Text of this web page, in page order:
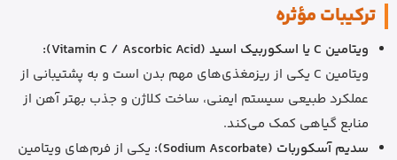
ترکیبات مؤثره
ویتامین C یا اسکوربیک اسید (Vitamin C / Ascorbic Acid):
ویتامین C یکی از ریزمغذی‌های مهم بدن است و به پشتیبانی از
عملکرد طبیعی سیستم ایمنی، ساخت کلاژن و جذب بهتر آهن از
منابع گیاهی کمک می‌کند.
سدیم آسکوربات (Sodium Ascorbate):
یکی از فرم‌های ویتامین